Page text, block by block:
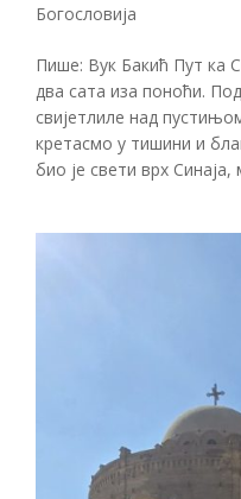
Богословија
Пише: Вук Бакић Пут ка
два сата иза поноћи.
свијетлиле над
кретасмо у тишини и
био је свети врх Синаја,